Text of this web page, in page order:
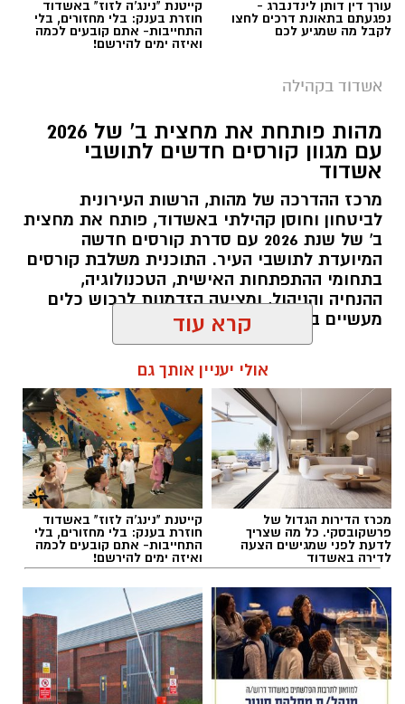
עורך דין דותן לינדנברג -
נפגעתם בתאונת דרכים לחצו
לקבל מה שמגיע לכם
קייטנת "נינג'ה לזוז" באשדוד
חוזרת בענק: בלי מחזורים, בלי
התחייבות- אתם קובעים לכמה
ואיזה ימים להירשם!
אשדוד בקהילה
מהות פותחת את מחצית ב' של 2026
עם מגוון קורסים חדשים לתושבי
אשדוד
מרכז ההדרכה של מהות, הרשות העירונית
לביטחון וחוסן קהילתי באשדוד, פותח את מחצית
ב' של שנת 2026 עם סדרת קורסים חדשה
המיועדת לתושבי העיר. התוכנית משלבת קורסים
בתחומי ההתפתחות האישית, הטכנולוגיה,
ההנחיה והניהול, ומציעה הזדמנות לרכוש כלים
מעשיים במגוון תחומים מבוקשים.
אלדה נתנאל / 10:02 07.08.26
תגים:קורסים חדשים לתושבי אשדוד
קורס 12 צעדים: הדרך להיכרות עם עולם
ההתמכרויות
הקורס הראשון שייפתח הוא קורס 12 צעדים,
קרא עוד
אולי יעניין אותך גם
מכרז הדירות הגדול של
פרשקובסקי. כל מה שצריך
לדעת לפני שמגישים הצעה
לדירה באשדוד
קייטנת "נינג'ה לזוז" באשדוד
חוזרת בענק: בלי מחזורים, בלי
התחייבות- אתם קובעים לכמה
ואיזה ימים להירשם!